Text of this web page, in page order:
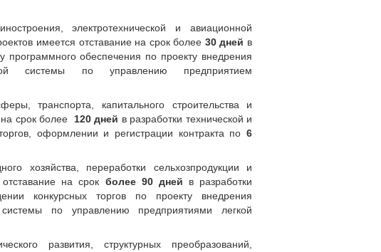
электротехнической и авиационной
имеется отставание на срок более 30 дней в
программного обеспечения по проекту внедрения
системы по управлению предприятием
транспорта, капитального строительства и
срок более 120 дней в разработки технической и
оформлении и регистрации контракта по6
хозяйства, переработки сельхозпродукции и
на срок более 90 дней в разработки
конкурсных торгов по проекту внедрения
по управлению предприятиями легкой
развития, структурных преобразований,